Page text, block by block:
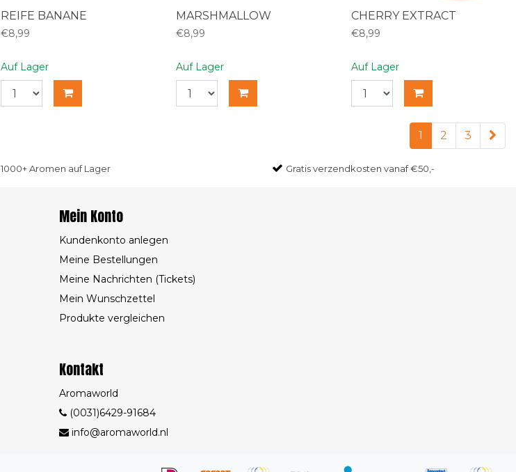
REIFE BANANE
€8,99
Auf Lager
MARSHMALLOW
€8,99
Auf Lager
CHERRY EXTRACT
€8,99
Auf Lager
1 2 3
1000+ Aromen auf Lager Gratisverzendkosten vanaf €50,-
Mein Konto
Kundenkonto anlegen
Meine Bestellungen
Meine Nachrichten (Tickets)
Mein Wunschzettel
Produkte vergleichen
Kontakt
Aromaworld
(0031)6429-91684
info@aromaworld.nl